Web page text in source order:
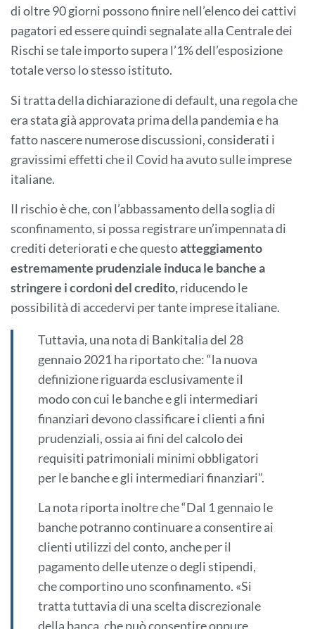
di oltre 90 giorni possono finire nell’elenco dei cattivi
pagatori ed essere quindi segnalate alla Centrale dei
Rischi se tale importo supera l’1% dell’esposizione
totale verso lo stesso istituto.
Si tratta della dichiarazione di default, una regola che
era stata già approvata prima della pandemia e ha
fatto nascere numerose discussioni, considerati i
gravissimi effetti che il Covid ha avuto sulle imprese
italiane.
Il rischio è che, con l’abbassamento della soglia di
sconfinamento, si possa registrare un’impennata di
crediti deteriorati e che questoatteggiamento
estremamente prudenziale induca le banche a
stringere i cordoni del credito,riducendo le
possibilità di accedervi per tante imprese italiane.
Tuttavia, una nota di Bankitalia del 28
gennaio 2021 ha riportato che: “la nuova
definizione riguarda esclusivamente il
modo con cui le banche e gli intermediari
finanziari devono classificare i clienti a fini
prudenziali, ossia ai fini del calcolo dei
requisiti patrimoniali minimi obbligatori
per le banche e gli intermediari finanziari”.
La nota riporta inoltre che “Dal 1 gennaio le
banche potranno continuare a consentire ai
clienti utilizzi del conto, anche per il
pagamento delle utenze o degli stipendi,
che comportino uno sconfinamento. «Si
tratta tuttavia di una scelta discrezionale
della banca, che può consentire oppure